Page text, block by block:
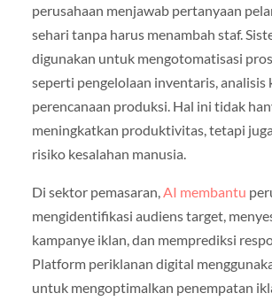
perusahaan menjawab pertanyaan
sehari tanpa harus menambah staf.
digunakan untuk mengotomatisasi
seperti pengelolaan inventaris, analisis
perencanaan produksi. Hal ini tidak
meningkatkan produktivitas, tetapi
risiko kesalahan manusia.
Di sektor pemasaran, AI membantu
mengidentifikasi audiens target,
kampanye iklan, dan memprediksi
Platform periklanan digital
untuk mengoptimalkan penempatan